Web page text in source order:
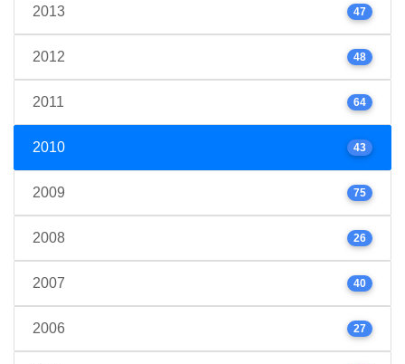
2013 47
2012 48
2011 64
2010 43
2009 75
2008 26
2007 40
2006 27